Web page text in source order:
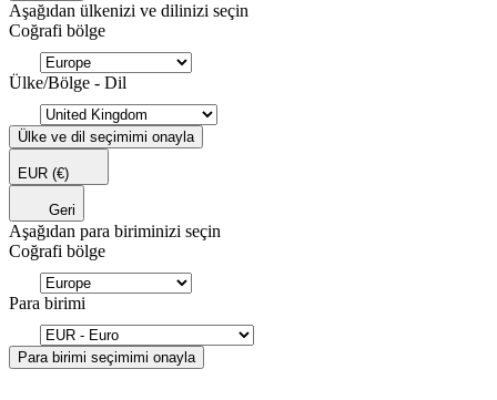
Aşağıdan ülkenizi ve dilinizi seçin
Coğrafi bölge
Ülke/Bölge - Dil
Ülke ve dil seçimimi onayla
EUR (€)
Geri
Aşağıdan para biriminizi seçin
Coğrafi bölge
Para birimi
Para birimi seçimimi onayla